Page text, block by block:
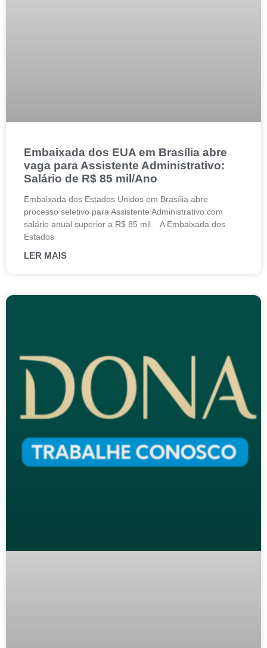
Embaixada dos EUA em Brasília abre
vaga para Assistente Administrativo:
Salário de R$ 85 mil/Ano
Embaixada dos Estados Unidos em Brasília abre
processo seletivo para Assistente Administrativo com
salário anual superior a R$ 85 mil. A Embaixada dos
Estados
LER MAIS